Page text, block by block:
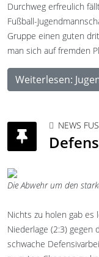
Durchweg erfreulich
Fußball-
Gruppe einen guten
man sich auf fremden
Weiterlesen:
NEWS
Die Abwehr um den
Nichts zu holen gab es
Niederlage (2:3) gegen
schwache